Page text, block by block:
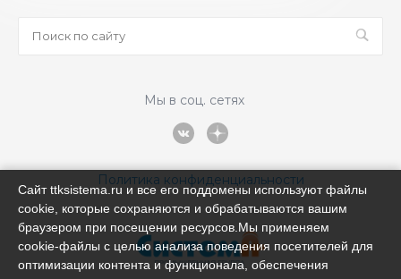
Мы в соц. сетях
Политика конфиденциальности
Сайт ttksistema.ru и все его поддомены используют файлы
cookie, которые сохраняются и обрабатываются вашим
браузером при посещении ресурсов.Мы применяем
cookie‑файлы с целью анализа поведения посетителей для
оптимизации контента и функционала, обеспечения